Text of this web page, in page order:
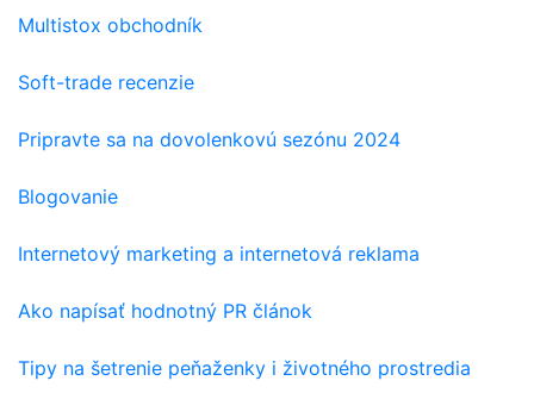
Multistox obchodník
Soft-trade recenzie
Pripravte sa na dovolenkovú sezónu 2024
Blogovanie
Internetový marketing a internetová reklama
Ako napísať hodnotný PR článok
Tipy na šetrenie peňaženky i životného prostredia